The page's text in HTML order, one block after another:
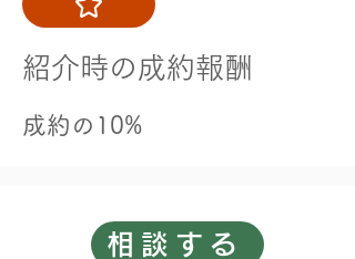
​紹介時の成約報酬
​成約の10%
相談する